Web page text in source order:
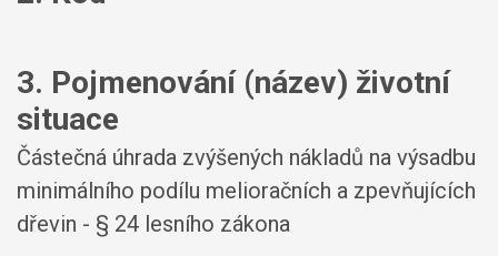
3. Pojmenování (název) životní
situace
Částečná úhrada zvýšených nákladů na výsadbu
minimálního podílu melioračních a zpevňujících
dřevin - § 24 lesního zákona